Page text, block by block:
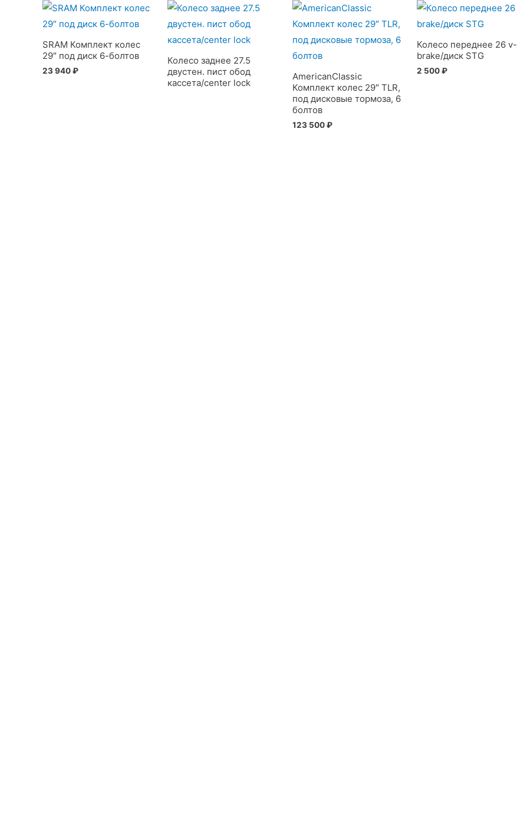
SRAM Комплект колес
29″ под диск 6-болтов
23 940₽
Колесо заднее 27.5
двустен. пист обод
кассета/center lock
AmericanClassic
Комплект колес 29″ TLR,
под дисковые тормоза, 6
болтов
123 500₽
Колесо переднее 26 v-
brake/диск STG
2 500₽